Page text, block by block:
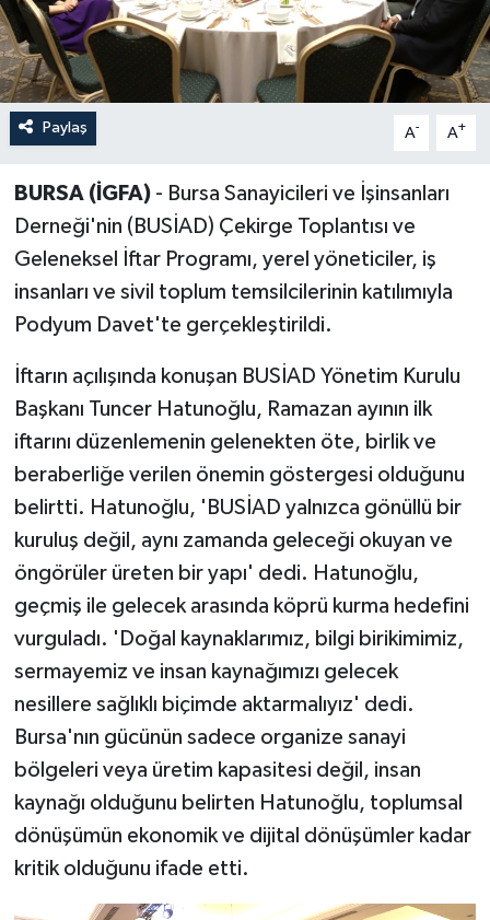
Paylaş A- A+
BURSA (İGFA) - Bursa Sanayicileri ve İşinsanları
Derneği'nin (BUSİAD) Çekirge Toplantısı ve
Geleneksel İftar Programı, yerel yöneticiler, iş
insanları ve sivil toplum temsilcilerinin katılımıyla
Podyum Davet'te gerçekleştirildi.
İftarın açılışında konuşan BUSİAD Yönetim Kurulu
Başkanı Tuncer Hatunoğlu, Ramazan ayının ilk
iftarını düzenlemenin gelenekten öte, birlik ve
beraberliğe verilen önemin göstergesi olduğunu
belirtti. Hatunoğlu, 'BUSİAD yalnızca gönüllü bir
kuruluş değil, aynı zamanda geleceği okuyan ve
öngörüler üreten bir yapı' dedi. Hatunoğlu,
geçmiş ile gelecek arasında köprü kurma hedefini
vurguladı. 'Doğal kaynaklarımız, bilgi birikimimiz,
sermayemiz ve insan kaynağımızı gelecek
nesillere sağlıklı biçimde aktarmalıyız' dedi.
Bursa'nın gücünün sadece organize sanayi
bölgeleri veya üretim kapasitesi değil, insan
kaynağı olduğunu belirten Hatunoğlu, toplumsal
dönüşümün ekonomik ve dijital dönüşümler kadar
kritik olduğunu ifade etti.